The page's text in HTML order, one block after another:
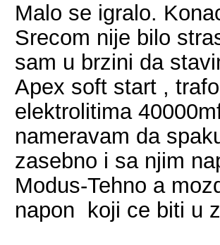
Malo se igralo.
Srecom nije bilo
sam u brzini da
Apex soft start ,
elektrolitima
nameravam da
zasebno i sa njim
Modus-Tehno a
napon koji ce biti u